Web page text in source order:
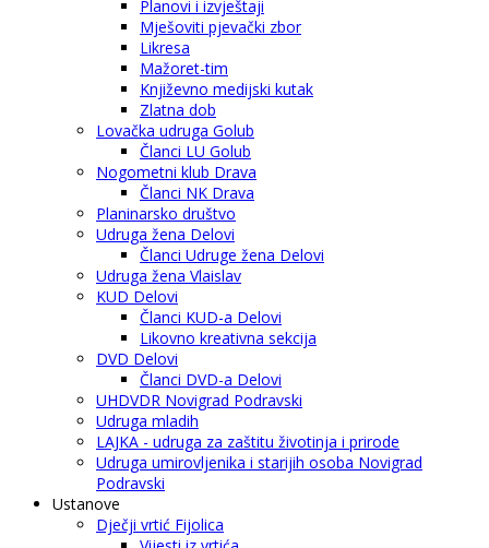
Planovi i izvještaji
Mješoviti pjevački zbor
Likresa
Mažoret-tim
Književno medijski kutak
Zlatna dob
Lovačka udruga Golub
Članci LU Golub
Nogometni klub Drava
Članci NK Drava
Planinarsko društvo
Udruga žena Delovi
Članci Udruge žena Delovi
Udruga žena Vlaislav
KUD Delovi
Članci KUD-a Delovi
Likovno kreativna sekcija
DVD Delovi
Članci DVD-a Delovi
UHDVDR Novigrad Podravski
Udruga mladih
LAJKA - udruga za zaštitu životinja i prirode
Udruga umirovljenika i starijih osoba Novigrad
Podravski
Ustanove
Dječji vrtić Fijolica